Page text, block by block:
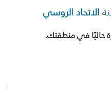
الاتحاد الروسي
حاليًا في منطقتك.